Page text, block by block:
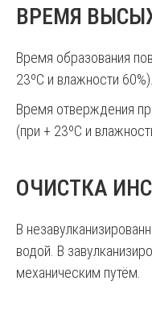
ВРЕМЯ
Время образования
23ºС и влажности 60%).
Время отверждения
(при + 23ºС и
ОЧИСТКА
В
водой. В
механическим путём.